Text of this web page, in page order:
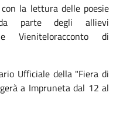
la lettura delle poesie
parte degli allievi
Vieniteloracconto di
Ufficiale della "Fiera di
a Impruneta dal 12 al